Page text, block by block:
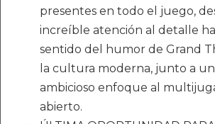
presentes en todo el juego,
increíble atención al detalle
sentido del humor de Grand
la cultura moderna, junto a
ambicioso enfoque al
abierto.